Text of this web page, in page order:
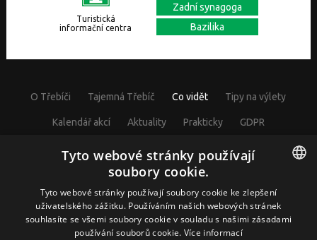
Turistická
informační centra
Zadní synagoga
Bazilika
O Třebíči Tajemná Třebíč Co vidět Tipy na výlety
Kalendář akcí Aktuality Prakticky GDPR
© Visit Třebíč 2017
Město Třebíč, Karlovo nám. 104/55, 67401 Třebíč, IČ: 00290629
CZECH
GERMAN
Tyto webové stránky používají
soubory cookie.
Tyto webové stránky používají soubory cookie ke zlepšení
uživatelského zážitku. Používáním našich webových stránek
souhlasíte se všemi soubory cookie v souladu s našimi zásadami
používání souborů cookie. Více informací